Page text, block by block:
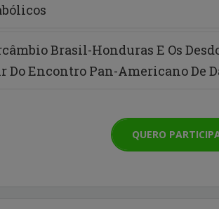
Brasil-Honduras E Os
Do Encontro Pan-Americano De
QUERO